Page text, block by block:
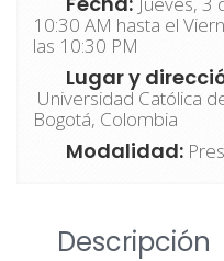
10:30 AM hasta el
las 10:30 PM
Lugar y
Universidad Católica
Bogotá, Colombia
Modalidad:
Descripción